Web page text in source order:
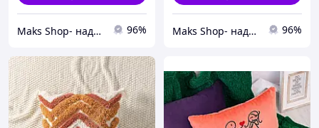
Maks Shop- надежный и перспективный интернет магазин сумок и аксессуаров 96% Maks Shop- надежный и перспективный интернет магазин сумок и аксессуаров 96%